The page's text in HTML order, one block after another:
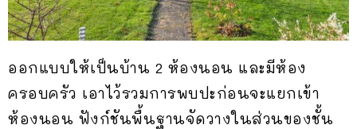
ออกแบบให้เป็นบ้าน 2 ห้องนอน และมีห้อง
ครอบครัว เอาไว้รวมการพบปะก่อนจะแยกเข้า
ห้องนอน ฟังก์ชันพื้นฐานจัดวางในส่วนของชั้น